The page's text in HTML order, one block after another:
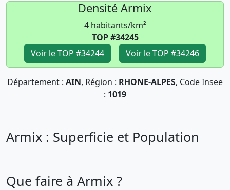
Densité Armix
4 habitants/km²
TOP #34245
Voir le TOP #34244
Voir le TOP #34246
Département : AIN, Région : RHONE-ALPES, Code Insee
: 1019
Armix : Superficie et Population
Que faire à Armix ?